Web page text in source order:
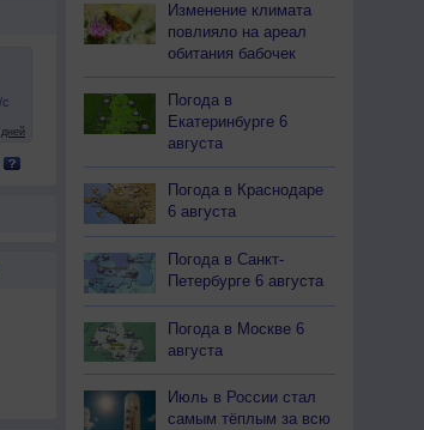
Изменение климата
повлияло на ареал
обитания бабочек
Погода в
Екатеринбурге 6
августа
Погода в Краснодаре
6 августа
Погода в Санкт-
Петербурге 6 августа
Погода в Москве 6
августа
Июль в России стал
самым тёплым за всю